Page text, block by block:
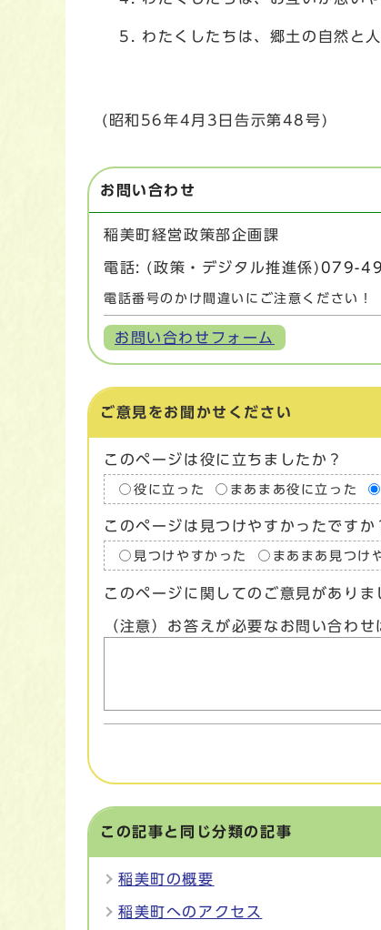
わたくしたちは、郷土の自然と
(昭和56年4月3日告示第48号)
お問い合わせ
稲美町経営政策部企画課
電話: (政策・デジタル推進係) 079-
電話番号のかけ間違いにご注意ください！
お問い合わせフォーム
ご意見をお聞かせください
このページは役に立ちましたか？
役に立った まあまあ役に立った
このページは見つけやすかったですか
見つけやすかった まあまあ見つけ
このページに関してのご意見がありま
（注意）お答えが必要なお問い合わ
この記事と同じ分類の記事
稲美町の概要
稲美町へのアクセス